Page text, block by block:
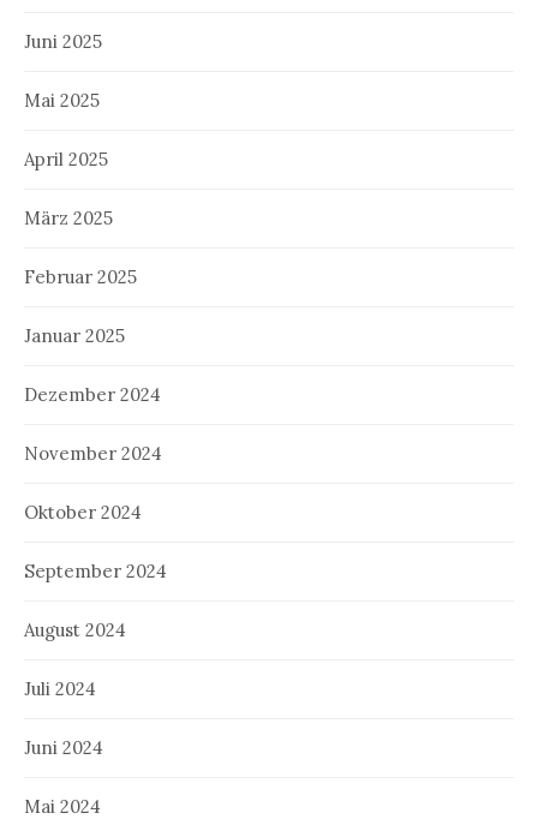
Juni 2025
Mai 2025
April 2025
März 2025
Februar 2025
Januar 2025
Dezember 2024
November 2024
Oktober 2024
September 2024
August 2024
Juli 2024
Juni 2024
Mai 2024